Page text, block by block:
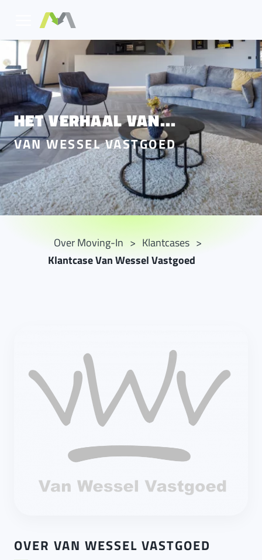
HET VERHAAL VAN...
VAN WESSEL VASTGOED
Over Moving-In
Klantcases
Klantcase Van Wessel Vastgoed
OVER VAN WESSEL VASTGOED